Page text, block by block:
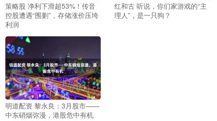
策略股 净利下滑超53%！传音
控股遭遇“围剿”，存储涨价压垮
利润
红和古 听说，你们家游戏的“主
理人”，是一只狗？
明道配资 黎永良：3月股市——
中东硝烟弥漫，港股危中有机